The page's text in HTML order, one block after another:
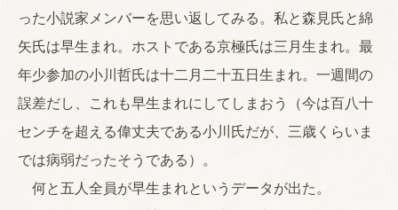
った小説家メンバーを思い返してみる。私と森見氏と綿
矢氏は早生まれ。ホストである京極氏は三月生まれ。最
年少参加の小川哲氏は十二月二十五日生まれ。一週間の
誤差だし、これも早生まれにしてしまおう（今は百八十
センチを超える偉丈夫である小川氏だが、三歳くらいま
では病弱だったそうである）。
何と五人全員が早生まれというデータが出た。